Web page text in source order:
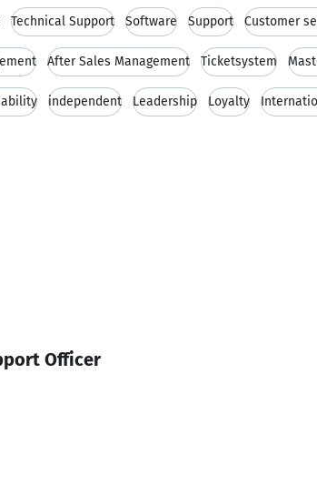
Technical Support Software Support Customer
After Sales Management Ticketsystem
independent Leadership Loyalty
Officer